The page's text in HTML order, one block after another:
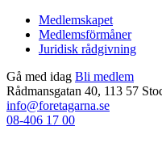
Medlemskapet
Medlemsförmåner
Juridisk rådgivning
Gå med idag Bli medlem
Rådmansgatan 40, 113 57
info@foretagarna.se
08-406 17 00